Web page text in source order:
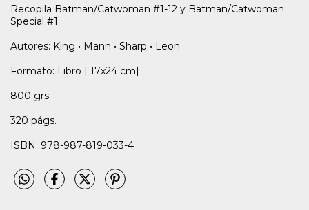
Recopila Batman/Catwoman #1-12 y Batman/Catwoman
Special #1.
Autores: King • Mann • Sharp • Leon
Formato: Libro | 17x24 cm|
800 grs.
320 págs.
ISBN: 978-987-819-033-4